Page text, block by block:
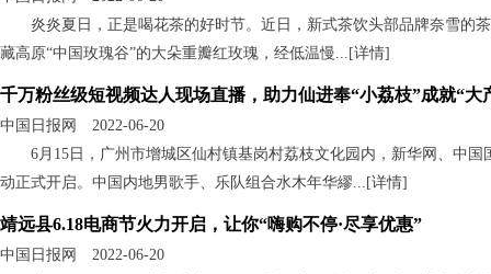
炎炎夏日，正是喝花茶的好时节。近日，新式茶饮头部品牌奈雪
藏高原“中国玫瑰谷”的大朵重瓣红玫瑰，经低温慢...[详情]
千万粉丝级短视频达人现场直播，助力仙进奉“小荔枝”成就“大
中国日报网 2022-06-20
6月15日，广州市增城区仙村镇基岗村荔枝文化园内，新华网、中
动正式开启。中国内地男歌手、乐队组合水木年华繆...[详情]
靖远县6.18电商节火力开启，让你“嗨购不停·尽享优惠”
中国日报网 2022-06-20